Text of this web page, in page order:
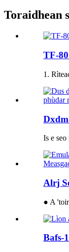
Toraidhean
TF-
1.
Is e seo
Alrj
● A
Bafs-